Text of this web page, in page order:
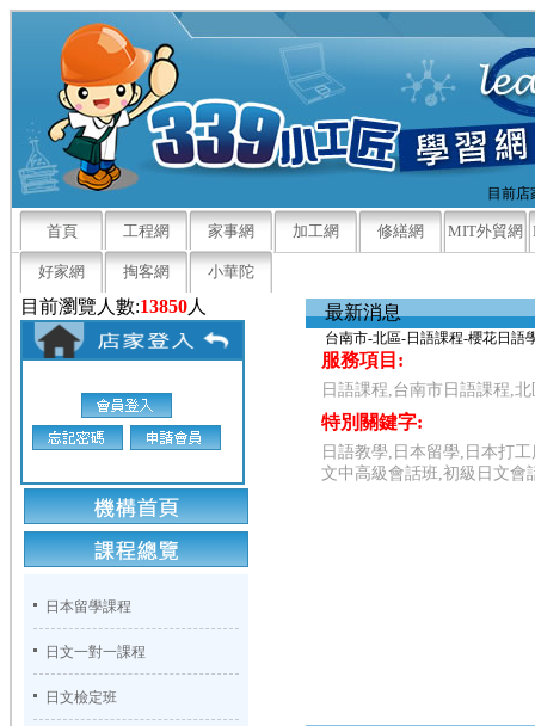
目前
首頁 工程網 家事網 加工網 修繕網 MIT外貿網
好家網 掏客網 小華陀
目前瀏覽人數:13850人
日本留學課程
日文一對一課程
日文檢定班
最新消息
台南市-北區-日語課程-櫻花日語
服務項目:
日語課程,台南市日語課程,
特別關鍵字:
日語教學,日本留學,日本打
文中高級會話班,初級日文會